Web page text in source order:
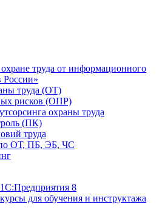
труда от информационного
России»
труда (ОТ)
рисков (ОПР)
охраны труда
(ПК)
труда
по ОТ, ПБ, ЭБ, ЧС
8
для обучения и инструктажа